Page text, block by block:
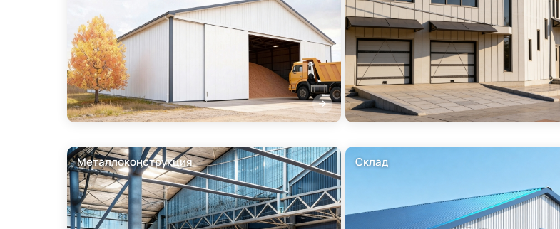
Металлоконструкция Склад